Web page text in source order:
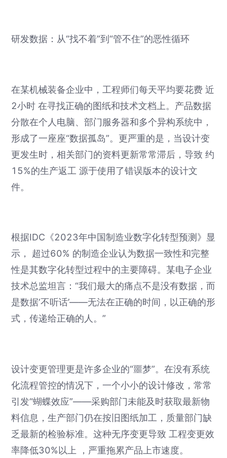
研发数据：从“找不着”到“管不住”的恶性循环
在某机械装备企业中，工程师们每天平均要花费 近
2小时 在寻找正确的图纸和技术文档上。产品数据
分散在个人电脑、部门服务器和多个异构系统中，
形成了一座座“数据孤岛”。更严重的是，当设计变
更发生时，相关部门的资料更新常常滞后，导致 约
15%的生产返工 源于使用了错误版本的设计文
件。
根据IDC《2023年中国制造业数字化转型预测》显
示， 超过60% 的制造企业认为数据一致性和完整
性是其数字化转型过程中的主要障碍。某电子企业
技术总监坦言：“我们最大的痛点不是没有数据，而
是数据‘不听话’——无法在正确的时间，以正确的形
式，传递给正确的人。”
设计变更管理更是许多企业的“噩梦”。在没有系统
化流程管控的情况下，一个小小的设计修改，常常
引发“蝴蝶效应”——采购部门未能及时获取最新物
料信息，生产部门仍在按旧图纸加工，质量部门缺
乏最新的检验标准。这种无序变更导致 工程变更效
率降低30%以上 ，严重拖累产品上市速度。